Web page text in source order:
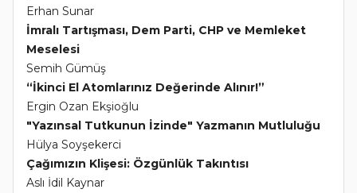
Erhan Sunar
İmralı Tartışması, Dem Parti, CHP ve Memleket
Meselesi
Semih Gümüş
“İkinci El Atomlarınız Değerinde Alınır!”
Ergin Ozan Ekşioğlu
"Yazınsal Tutkunun İzinde" Yazmanın Mutluluğu
Hülya Soyşekerci
Çağımızın Klişesi: Özgünlük Takıntısı
Aslı İdil Kaynar